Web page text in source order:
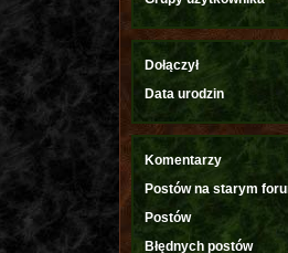
Dołączył
Data urodzin
Komentarzy
Postów na starym
Postów
Błędnych postów